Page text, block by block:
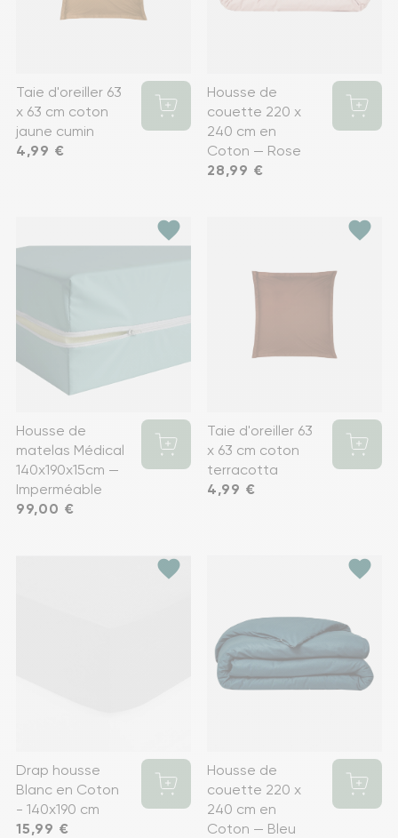
Taie d'oreiller 63
x 63 cm coton
jaune cumin
Prix
4,99 €
Housse de
couette 220 x
240 cm en
Coton — Rose
Prix
28,99 €
favorite
Housse de
matelas Médical
140x190x15cm —
Imperméable
Prix
99,00 €
favorite
Taie d'oreiller 63
x 63 cm coton
terracotta
Prix
4,99 €
favorite
Drap housse
Blanc en Coton
- 140x190 cm
Prix
15,99 €
favorite
Housse de
couette 220 x
240 cm en
Coton — Bleu